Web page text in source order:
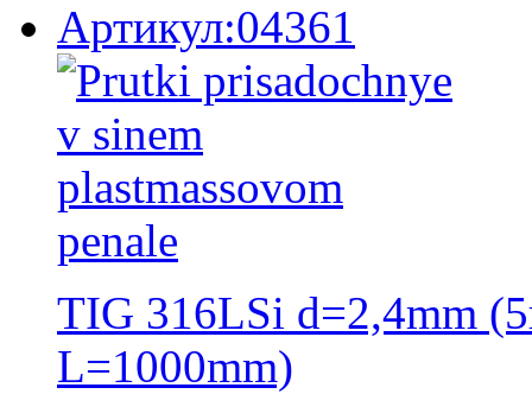
Артикул:04361
TIG 316LSi d=2,4mm
L=1000mm)